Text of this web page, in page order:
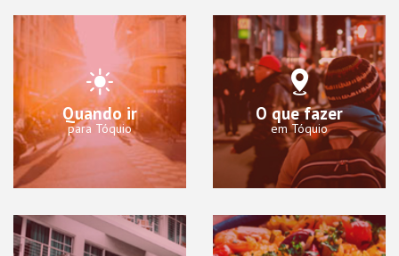
Quando ir
para Tóquio
O que fazer
em Tóquio